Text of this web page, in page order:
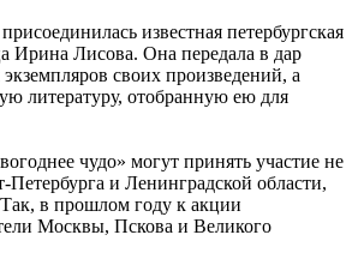
известная петербургская
Ирина Лисова. Она передала в дар
экземпляров своих произведений, а
литературу, отобранную ею для
чудо» могут принять участие не
Петербурга и Ленинградской области,
в прошлом году к акции
Москвы, Пскова и Великого